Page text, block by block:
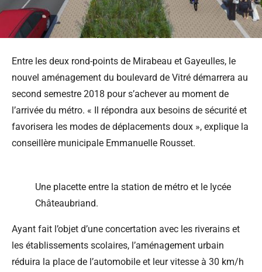
Entre les deux rond-points de Mirabeau et Gayeulles, le
nouvel aménagement du boulevard de Vitré démarrera au
second semestre 2018 pour s’achever au moment de
l’arrivée du métro. « Il répondra aux besoins de sécurité et
favorisera les modes de déplacements doux », explique la
conseillère municipale Emmanuelle Rousset.
Une placette entre la station de métro et le lycée
Châteaubriand.
Ayant fait l’objet d’une concertation avec les riverains et
les établissements scolaires, l’aménagement urbain
réduira la place de l’automobile et leur vitesse à 30 km/h